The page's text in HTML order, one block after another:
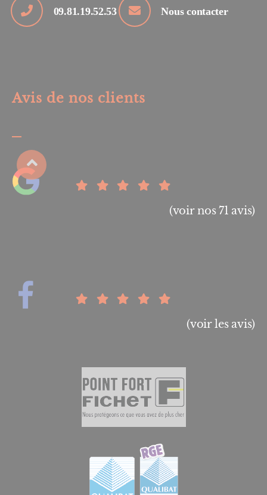
09.81.19.52.53 Nous contacter
Avis de nos clients
(voir nos 71 avis)
(voir les avis)